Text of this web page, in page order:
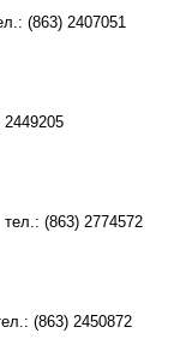
(863) 2407051
тел.: (863) 2774572
(863) 2450872